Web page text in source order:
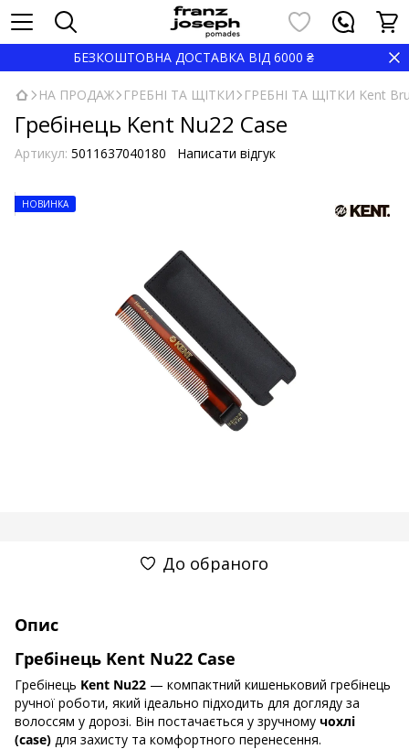
БЕЗКОШТОВНА ДОСТАВКА ВІД 6000 ₴
НА ПРОДАЖ ГРЕБНІ ТА ЩІТКИ ГРЕБНІ ТА ЩІТКИ Kent
Гребінець Kent Nu22 Case
Артикул: 5011637040180 Написати відгук
НОВИНКА
До обраного
Опис
Гребінець Kent Nu22 Case
Гребінець Kent Nu22 — компактний кишеньковий гребінець
ручної роботи, який ідеально підходить для догляду за
волоссям у дорозі. Він постачається у зручному чохлі
(case) для захисту та комфортного перенесення.